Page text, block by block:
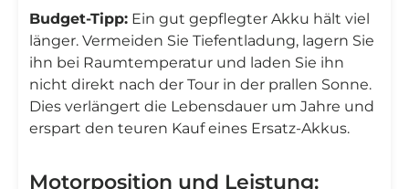
Budget-Tipp: Ein gut gepflegter Akku hält viel
länger. Vermeiden Sie Tiefentladung, lagern Sie
ihn bei Raumtemperatur und laden Sie ihn
nicht direkt nach der Tour in der prallen Sonne.
Dies verlängert die Lebensdauer um Jahre und
erspart den teuren Kauf eines Ersatz-Akkus.
Motorposition und Leistung: